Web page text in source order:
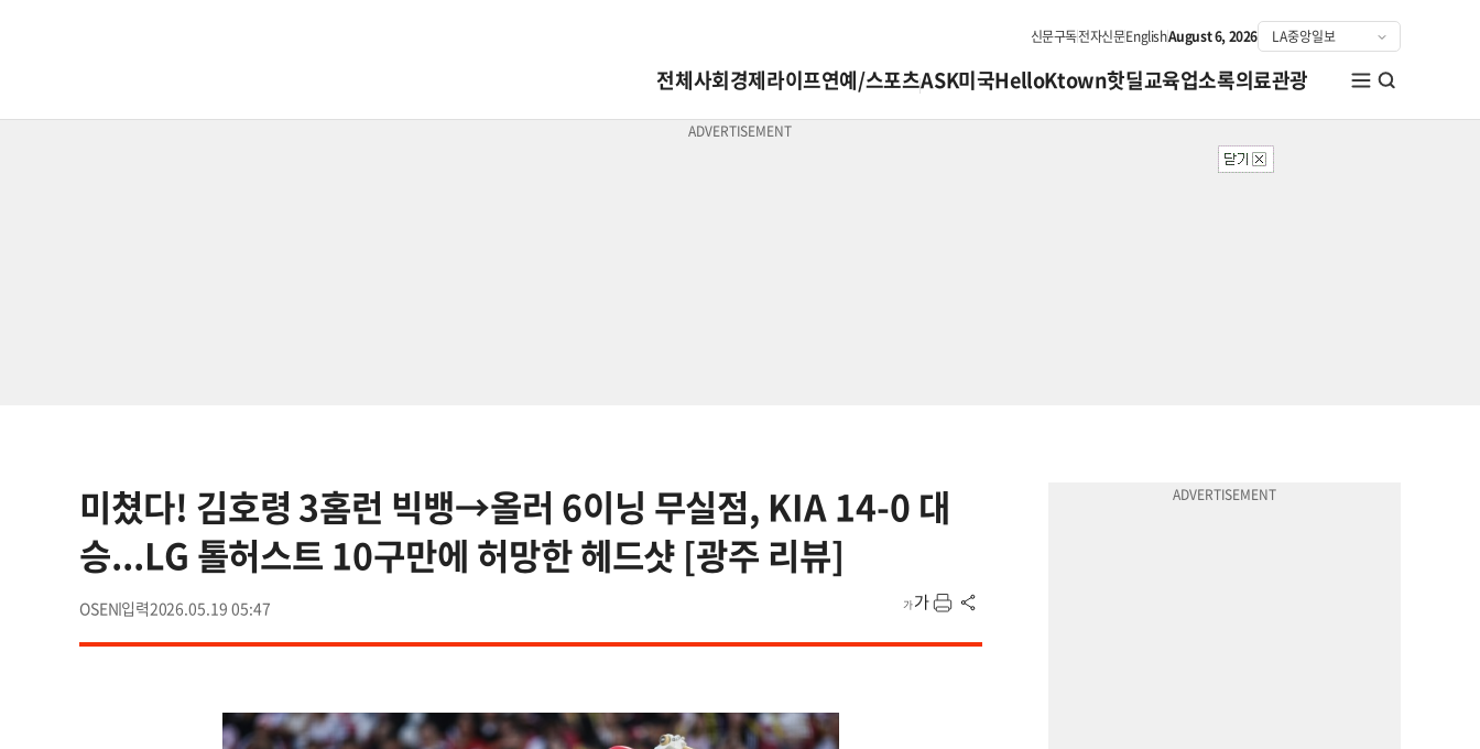
신문구독전자신문EnglishAugust 6, 2026
전체사회경제라이프연예/스포츠ASK미국HelloKtown핫딜교육업소록의료관광
미쳤다! 김호령 3홈런 빅뱅→올러 6이닝 무실점, KIA 14-0 대
승...LG 톨허스트 10구만에 허망한 헤드샷 [광주 리뷰]
OSEN 2026.05.19 05:47